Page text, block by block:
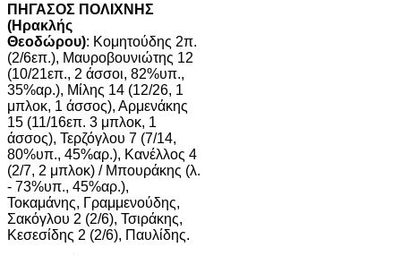
ΠΗΓΑΣΟΣ ΠΟΛΙΧΝΗΣ
(Ηρακλής
Θεοδώρου): Κομητούδης 2π.
(2/6επ.), Μαυροβουνιώτης 12
(10/21επ., 2 άσσοι, 82%υπ.,
35%αρ.), Μίλης 14 (12/26, 1
μπλοκ, 1 άσσος), Αρμενάκης
15 (11/16επ. 3 μπλοκ, 1
άσσος), Τερζόγλου 7 (7/14,
80%υπ., 45%αρ.), Κανέλλος 4
(2/7, 2 μπλοκ) / Μπουράκης (λ.
- 73%υπ., 45%αρ.),
Τοκαμάνης, Γραμμενούδης,
Σακόγλου 2 (2/6), Τσιράκης,
Κεσεσίδης 2 (2/6), Παυλίδης.